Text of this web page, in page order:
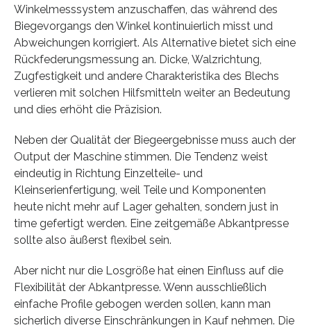
Winkelmesssystem anzuschaffen, das während des
Biegevorgangs den Winkel kontinuierlich misst und
Abweichungen korrigiert. Als Alternative bietet sich eine
Rückfederungsmessung an. Dicke, Walzrichtung,
Zugfestigkeit und andere Charakteristika des Blechs
verlieren mit solchen Hilfsmitteln weiter an Bedeutung
und dies erhöht die Präzision.
Neben der Qualität der Biegeergebnisse muss auch der
Output der Maschine stimmen. Die Tendenz weist
eindeutig in Richtung Einzelteile- und
Kleinserienfertigung, weil Teile und Komponenten
heute nicht mehr auf Lager gehalten, sondern just in
time gefertigt werden. Eine zeitgemäße Abkantpresse
sollte also äußerst flexibel sein.
Aber nicht nur die Losgröße hat einen Einfluss auf die
Flexibilität der Abkantpresse. Wenn ausschließlich
einfache Profile gebogen werden sollen, kann man
sicherlich diverse Einschränkungen in Kauf nehmen. Die